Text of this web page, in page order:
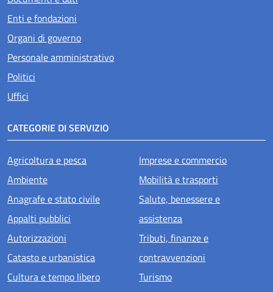
Enti e fondazioni
Organi di governo
Personale amministrativo
Politici
Uffici
CATEGORIE DI SERVIZIO
Agricoltura e pesca
Ambiente
Anagrafe e stato civile
Appalti pubblici
Autorizzazioni
Catasto e urbanistica
Cultura e tempo libero
Imprese e commercio
Mobilità e trasporti
Salute, benessere e
assistenza
Tributi, finanze e
contravvenzioni
Turismo